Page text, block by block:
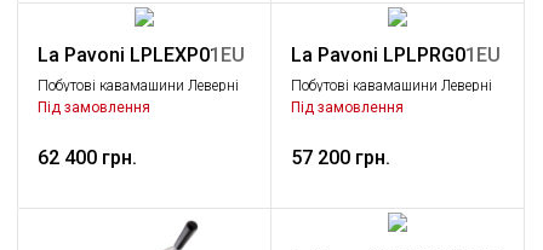
La Pavoni LPLEXP01EU
Побутові кавамашини Леверні
кавамашини, La Pavoni
Під замовлення
62 400 грн.
La Pavoni LPLPRG01EU
Побутові кавамашини Леверні
кавамашини, La Pavoni
Під замовлення
57 200 грн.